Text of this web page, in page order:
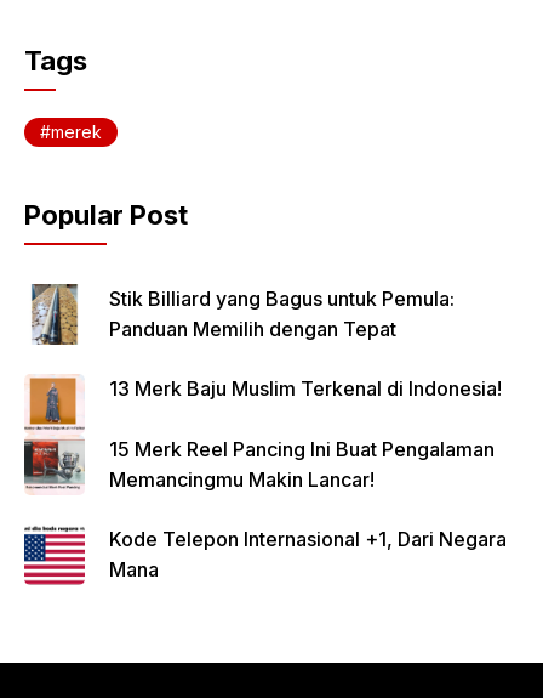
Tags
merek
Popular Post
Stik Billiard yang Bagus untuk Pemula:
Panduan Memilih dengan Tepat
13 Merk Baju Muslim Terkenal di Indonesia!
15 Merk Reel Pancing Ini Buat Pengalaman
Memancingmu Makin Lancar!
Kode Telepon Internasional +1, Dari Negara
Mana